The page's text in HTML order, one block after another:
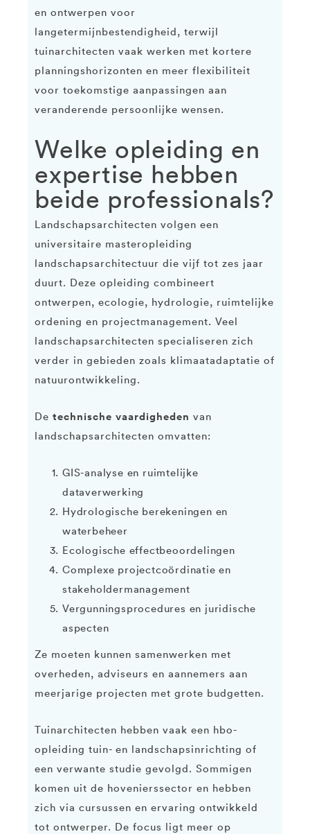
en ontwerpen voor
langetermijnbestendigheid, terwijl
tuinarchitecten vaak werken met kortere
planningshorizonten en meer flexibiliteit
voor toekomstige aanpassingen aan
veranderende persoonlijke wensen.
Welke opleiding en
expertise hebben
beide professionals?
Landschapsarchitecten volgen een
universitaire masteropleiding
landschapsarchitectuur die vijf tot zes jaar
duurt. Deze opleiding combineert
ontwerpen, ecologie, hydrologie, ruimtelijke
ordening en projectmanagement. Veel
landschapsarchitecten specialiseren zich
verder in gebieden zoals klimaatadaptatie of
natuurontwikkeling.
De technische vaardigheden van
landschapsarchitecten omvatten:
GIS-analyse en ruimtelijke
dataverwerking
Hydrologische berekeningen en
waterbeheer
Ecologische effectbeoordelingen
Complexe projectcoördinatie en
stakeholdermanagement
Vergunningsprocedures en juridische
aspecten
Ze moeten kunnen samenwerken met
overheden, adviseurs en aannemers aan
meerjarige projecten met grote budgetten.
Tuinarchitecten hebben vaak een hbo-
opleiding tuin- en landschapsinrichting of
een verwante studie gevolgd. Sommigen
komen uit de hovenierssector en hebben
zich via cursussen en ervaring ontwikkeld
tot ontwerper. De focus ligt meer op